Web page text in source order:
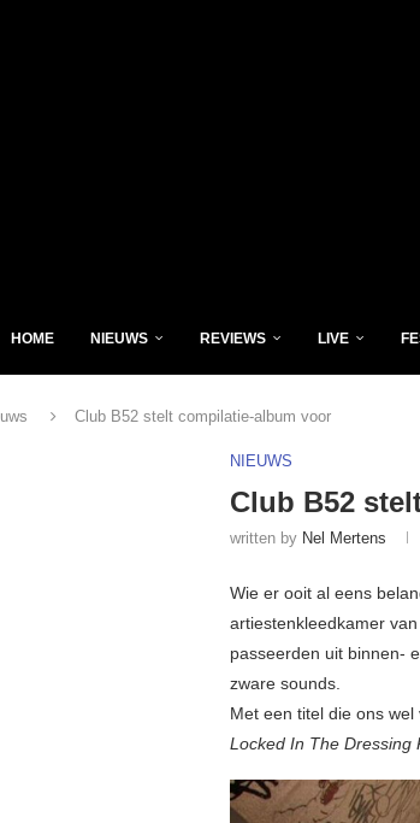
HOME NIEUWS REVIEWS LIVE
Club B52 stelt compilatie-album voor
NIEUWS
Club B52
written by Nel Mertens
Wie er ooit al eens
artiestenkleedkamer
passeerden uit binnen-
zware sounds.
Met een titel die ons
Locked In The Dressing